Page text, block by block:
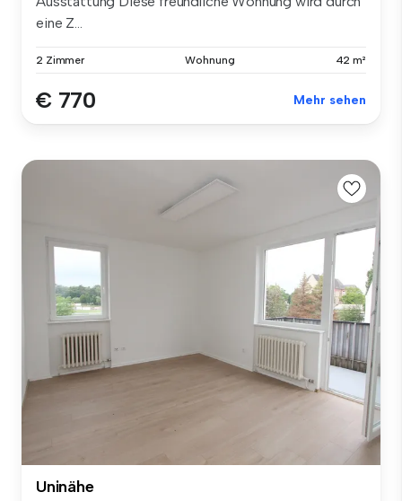
eine Z...
2 Zimmer Wohnung 42 m²
€ 770 Mehr sehen
Uninähe